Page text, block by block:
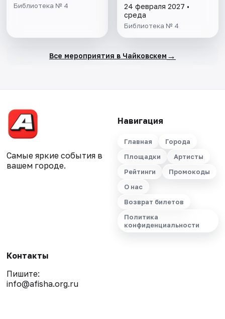
Библиотека № 4
24 февраля 2027 •
среда
Библиотека № 4
Все мероприятия в Чайковскем →
Самые яркие события в
вашем городе.
Навигация
Главная
Города
Площадки
Артисты
Рейтинги
Промокоды
О нас
Возврат билетов
Политика
конфиденциальности
Контакты
Пишите:
info@afisha.org.ru